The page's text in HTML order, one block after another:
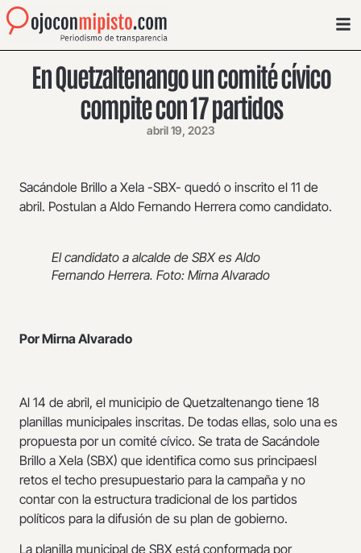
En Quetzaltenango un comité cívico
compite con 17 partidos
abril 19, 2023
Sacándole Brillo a Xela -SBX- quedó o inscrito el 11 de
abril. Postulan a Aldo Fernando Herrera como candidato.
El candidato a alcalde de SBX es Aldo
Fernando Herrera. Foto: Mirna Alvarado
Por Mirna Alvarado
Al 14 de abril, el municipio de Quetzaltenango tiene 18
planillas municipales inscritas. De todas ellas, solo una es
propuesta por un comité cívico. Se trata de Sacándole
Brillo a Xela (SBX) que identifica como sus principaesl
retos el techo presupuestario para la campaña y no
contar con la estructura tradicional de los partidos
políticos para la difusión de su plan de gobierno.
La planilla municipal de SBX está conformada por